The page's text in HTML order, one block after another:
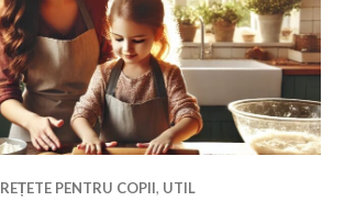
REȚETE PENTRU COPII, UTIL